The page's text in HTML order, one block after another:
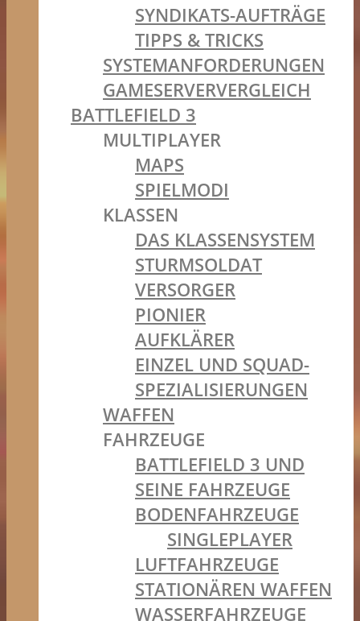
SYNDIKATS-AUFTRÄGE
TIPPS & TRICKS
SYSTEMANFORDERUNGEN
GAMESERVERVERGLEICH
BATTLEFIELD 3
MULTIPLAYER
MAPS
SPIELMODI
KLASSEN
DAS KLASSENSYSTEM
STURMSOLDAT
VERSORGER
PIONIER
AUFKLÄRER
EINZEL UND SQUAD-
SPEZIALISIERUNGEN
WAFFEN
FAHRZEUGE
BATTLEFIELD 3 UND
SEINE FAHRZEUGE
BODENFAHRZEUGE
SINGLEPLAYER
LUFTFAHRZEUGE
STATIONÄREN WAFFEN
WASSERFAHRZEUGE